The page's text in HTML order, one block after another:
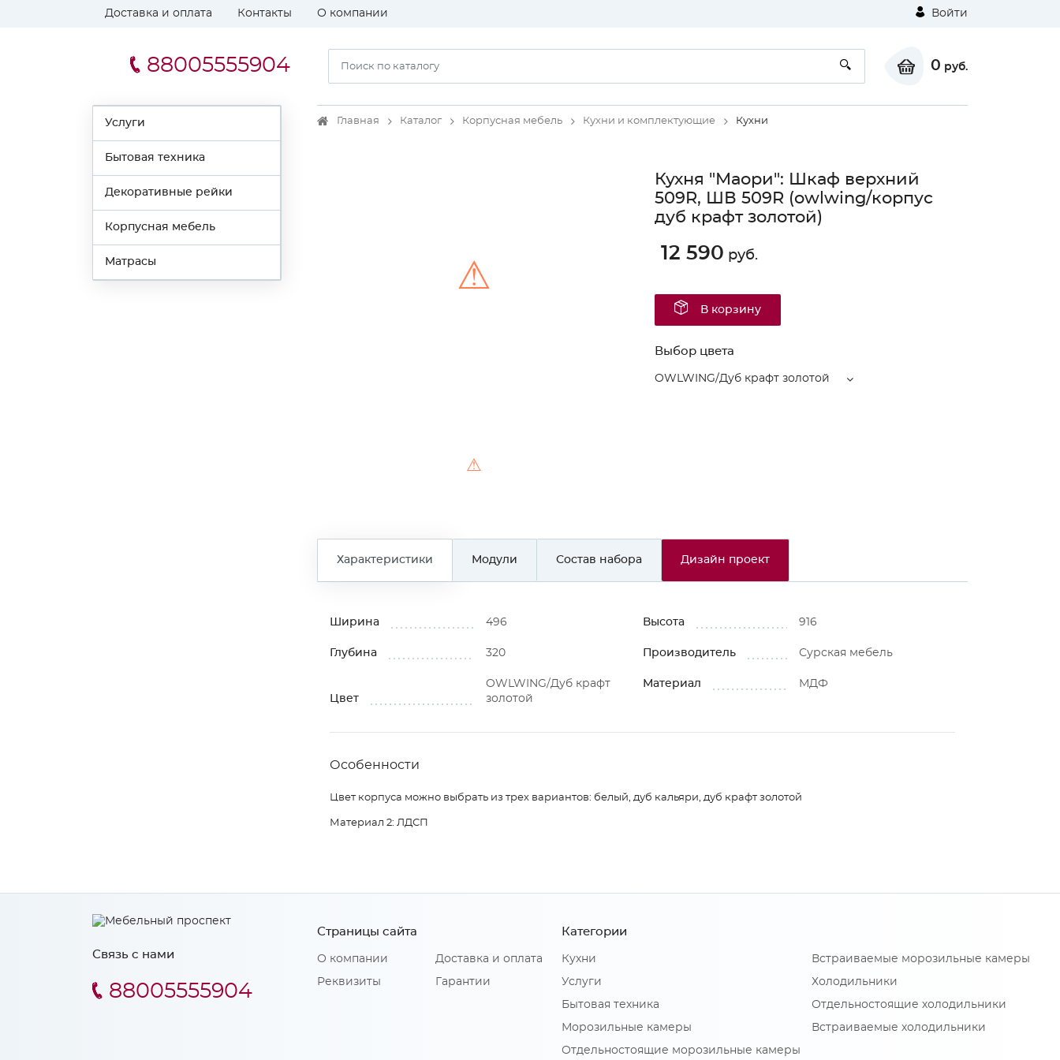
Доставка и оплата Контакты О компании Войти
88005555904 0 руб.
Услуги
Бытовая техника
Декоративные рейки
Корпусная мебель
Матрасы
Главная Каталог Корпусная мебель Кухни и комплектующие Кухни
⚠
⚠
Кухня "Маори": Шкаф верхний
509R, ШВ 509R (owlwing/корпус
дуб крафт золотой)
12 590 руб.
В корзину
Выбор цвета
OWLWING/Дуб крафт золотой
Характеристики Модули Состав набора Дизайн проект
Ширина 496 Высота 916
Глубина 320 Производитель Сурская мебель
Цвет
OWLWING/Дуб крафт
золотой
Материал МДФ
Особенности
Цвет корпуса можно выбрать из трех вариантов: белый, дуб кальяри, дуб крафт золотой
Материал 2: ЛДСП
Связь с нами
88005555904
Страницы сайта
О компании
Реквизиты
Доставка и оплата
Гарантии
Категории
Кухни
Услуги
Бытовая техника
Морозильные камеры
Отдельностоящие морозильные камеры
Встраиваемые морозильные камеры
Холодильники
Отдельностоящие холодильники
Встраиваемые холодильники